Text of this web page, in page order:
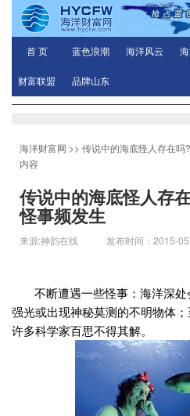
首 页 蓝色浪潮 海洋风云
财富联盟 品牌山东
海洋财富网 >> 传说中的海底怪人存在吗
内容
传说中的海底怪人存
怪事频发生
来源:神韵在线 发布时间：2015-
不断遭遇一些怪事：海洋深
强光或出现神秘莫测的不明物体
许多科学家百思不得其解。